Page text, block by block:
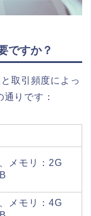
ですか？
取引頻度によっ
りです：
メモリ：2G
メモリ：4G